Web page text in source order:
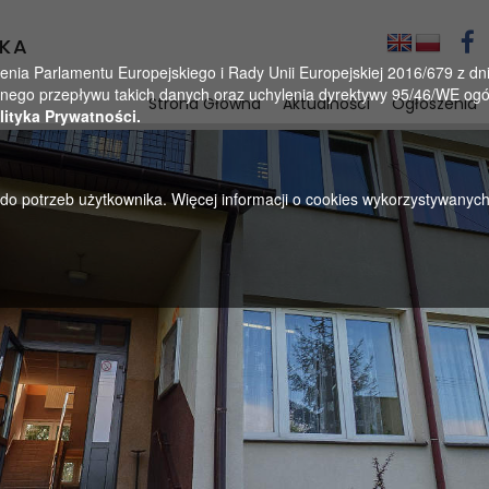
Parlamentu Europejskiego i Rady Unii Europejskiej 2016/679 z
przepływu takich danych oraz uchylenia dyrektywy 95/46/WE
Prywatności.
potrzeb użytkownika. Więcej informacji o cookies
Strona Główna Aktualności Ogłoszenia